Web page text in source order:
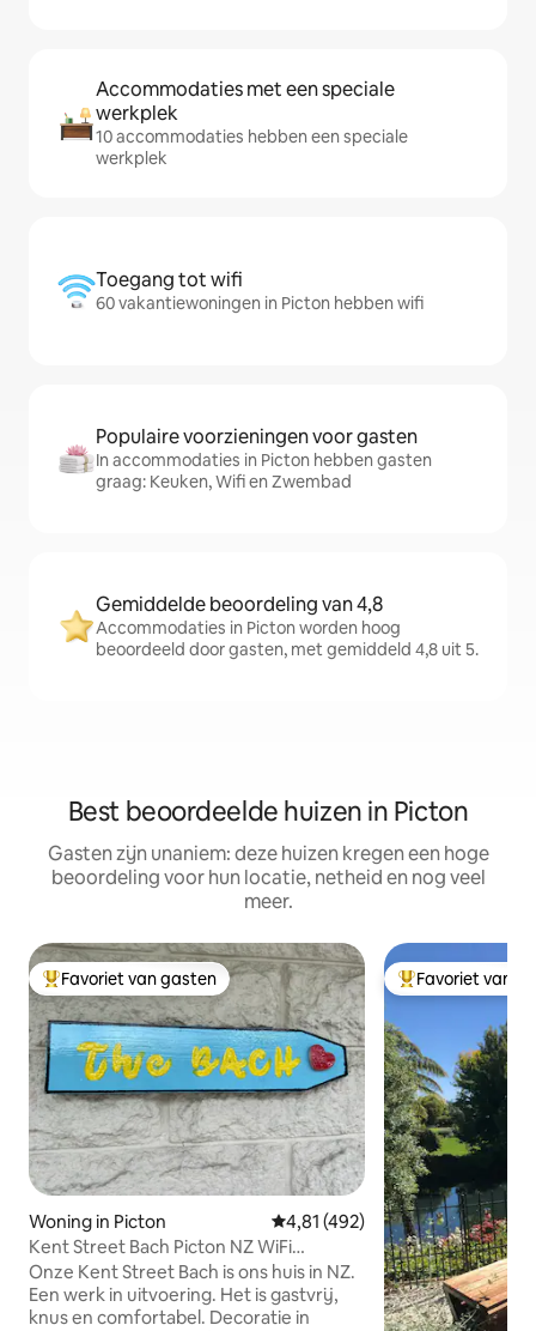
Accommodaties met een speciale
werkplek
10 accommodaties hebben een speciale
werkplek
Toegang tot wifi
60 vakantiewoningen in Picton hebben wifi
Populaire voorzieningen voor gasten
In accommodaties in Picton hebben gasten
graag: Keuken, Wifi en Zwembad
Gemiddelde beoordeling van 4,8
Accommodaties in Picton worden hoog
beoordeeld door gasten, met gemiddeld 4,8 uit 5.
Best beoordeelde huizen in Picton
Gasten zijn unaniem: deze huizen kregen een hoge
beoordeling voor hun locatie, netheid en nog veel
meer.
Topfavoriet van gasten
Favoriet van gasten
Woning in Picton Gemiddelde beoordeling van
4,81 (492)
Kent Street Bach Picton NZ WiFi
beschikbaar
Onze Kent Street Bach is ons huis in NZ.
Een werk in uitvoering. Het is gastvrij,
knus en comfortabel. Decoratie in
Topfavoriet van
Favoriet van